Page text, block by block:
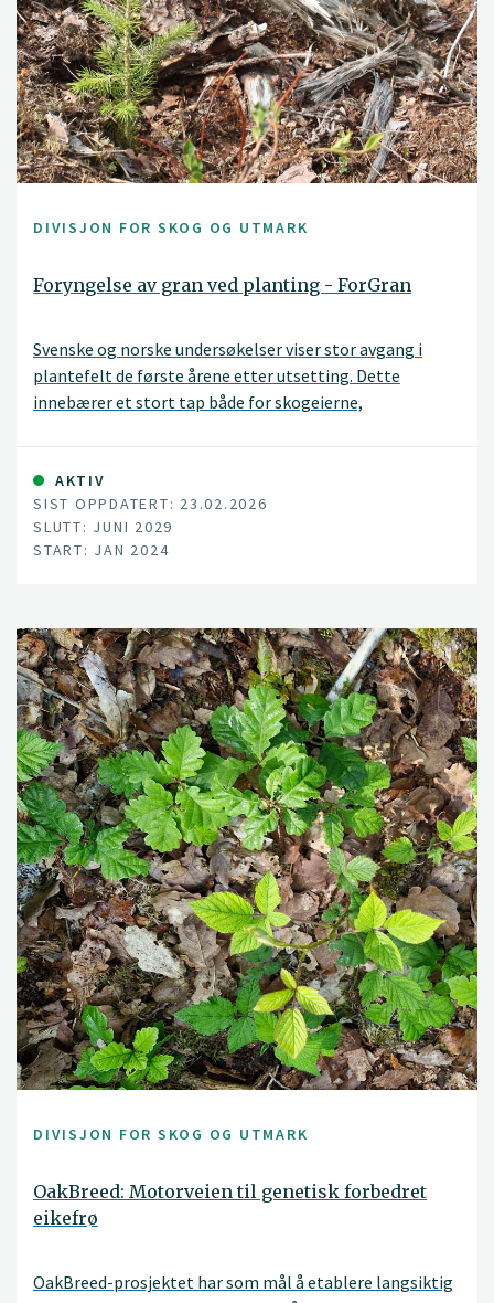
DIVISJON FOR SKOG OG UTMARK
Foryngelse av gran ved planting - ForGran
Svenske og norske undersøkelser viser stor avgang i
plantefelt de første årene etter utsetting. Dette
innebærer et stort tap både for skogeierne,
prosjektet er å avdekke årsaker til den store avgangen i
plantefelt for gran og bruke denne kunnskapen til å gi
veiledning om avbøtende tiltak.
AKTIV
SIST OPPDATERT: 23.02.2026
SLUTT: JUNI 2029
START: JAN 2024
DIVISJON FOR SKOG OG UTMARK
OakBreed: Motorveien til genetisk forbedret
eikefrø
OakBreed-prosjektet har som mål å etablere langsiktig